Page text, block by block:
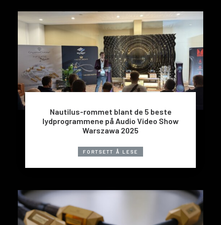
Nautilus-rommet blant de 5 beste
lydprogrammene på Audio Video Show
Warszawa 2025
FORTSETT Å LESE